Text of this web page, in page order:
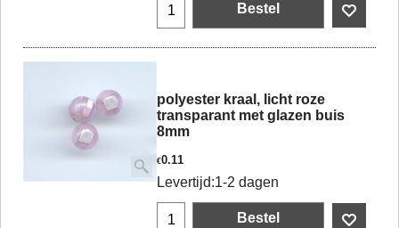
Bestel
polyester kraal, licht roze
transparant met glazen buis
8mm
€0.11
Levertijd:1-2 dagen
Bestel